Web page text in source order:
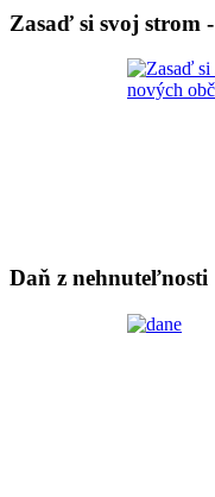
Zasaď si svoj strom
Daň z nehnuteľnosti